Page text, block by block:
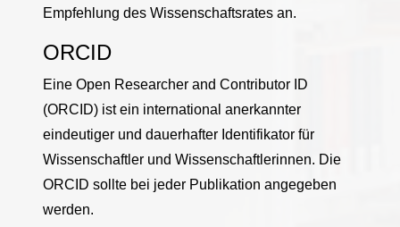
Empfehlung des Wissenschaftsrates an.
ORCID
Eine Open Researcher and Contributor ID
(ORCID) ist ein international anerkannter
eindeutiger und dauerhafter Identifikator für
Wissenschaftler und Wissenschaftlerinnen. Die
ORCID sollte bei jeder Publikation angegeben
werden.